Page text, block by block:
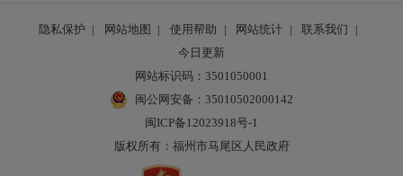
隐私保护 | 网站地图 | 使用帮助 | 网站统计 | 联系我们
|
今日更新
网站标识码：3501050001
闽公网安备：35010502000142
闽ICP备12023918号-1
版权所有：福州市马尾区人民政府